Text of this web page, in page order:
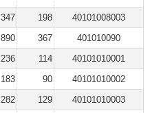
347 198
40101008003
890 367
401010090
236 114
40101010001
183 90
40101010002
282 129
40101010003